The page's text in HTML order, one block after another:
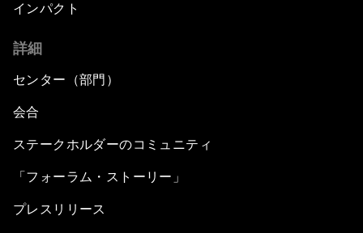
インパクト
詳細
センター（部門）
会合
ステークホルダーのコミュニティ
「フォーラム・ストーリー」
プレスリリース